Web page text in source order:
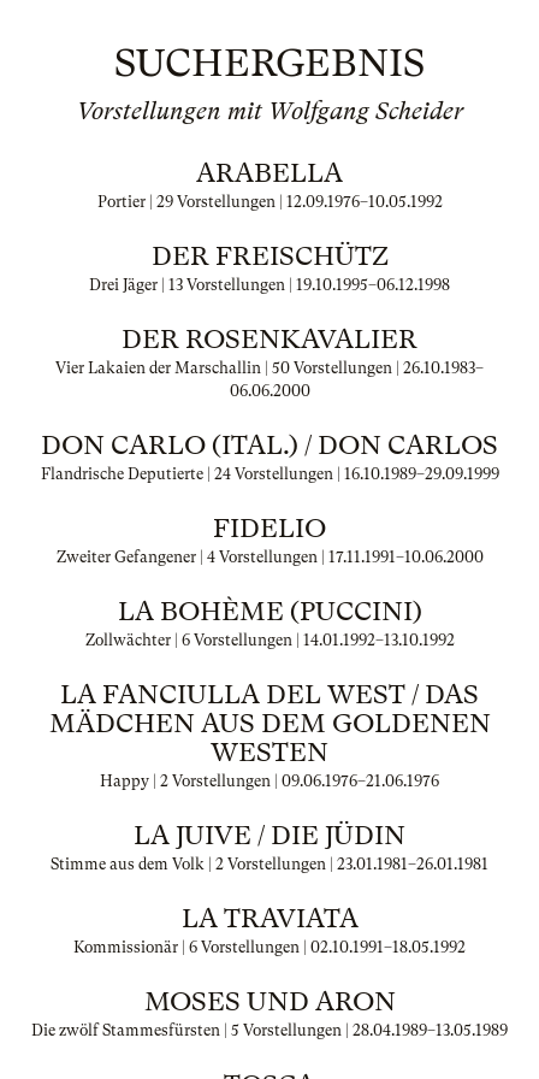
SUCHERGEBNIS
Vorstellungen mit Wolfgang Scheider
ARABELLA
Portier | 29 Vorstellungen | 12.09.1976–10.05.1992
DER FREISCHÜTZ
Drei Jäger | 13 Vorstellungen | 19.10.1995–06.12.1998
DER ROSENKAVALIER
Vier Lakaien der Marschallin | 50 Vorstellungen | 26.10.1983–
06.06.2000
DON CARLO (ITAL.) / DON CARLOS
Flandrische Deputierte | 24 Vorstellungen | 16.10.1989–29.09.1999
FIDELIO
Zweiter Gefangener | 4 Vorstellungen | 17.11.1991–10.06.2000
LA BOHÈME (PUCCINI)
Zollwächter | 6 Vorstellungen | 14.01.1992–13.10.1992
LA FANCIULLA DEL WEST / DAS
MÄDCHEN AUS DEM GOLDENEN
WESTEN
Happy | 2 Vorstellungen | 09.06.1976–21.06.1976
LA JUIVE / DIE JÜDIN
Stimme aus dem Volk | 2 Vorstellungen | 23.01.1981–26.01.1981
LA TRAVIATA
Kommissionär | 6 Vorstellungen | 02.10.1991–18.05.1992
MOSES UND ARON
Die zwölf Stammesfürsten | 5 Vorstellungen | 28.04.1989–13.05.1989